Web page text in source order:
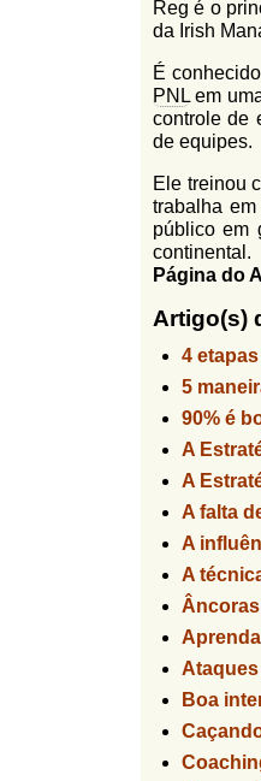
r
i
o
d
e
b
u
s
c
a
l
f
i
n
h
o
Reg é o
da Irish
É
PNL em
controle de
de equipes.
Ele treinou
trabalha
público em
continental.
Página do
Artigo(s)
4
5
90% é
A
A
A falta
A
A
Boa